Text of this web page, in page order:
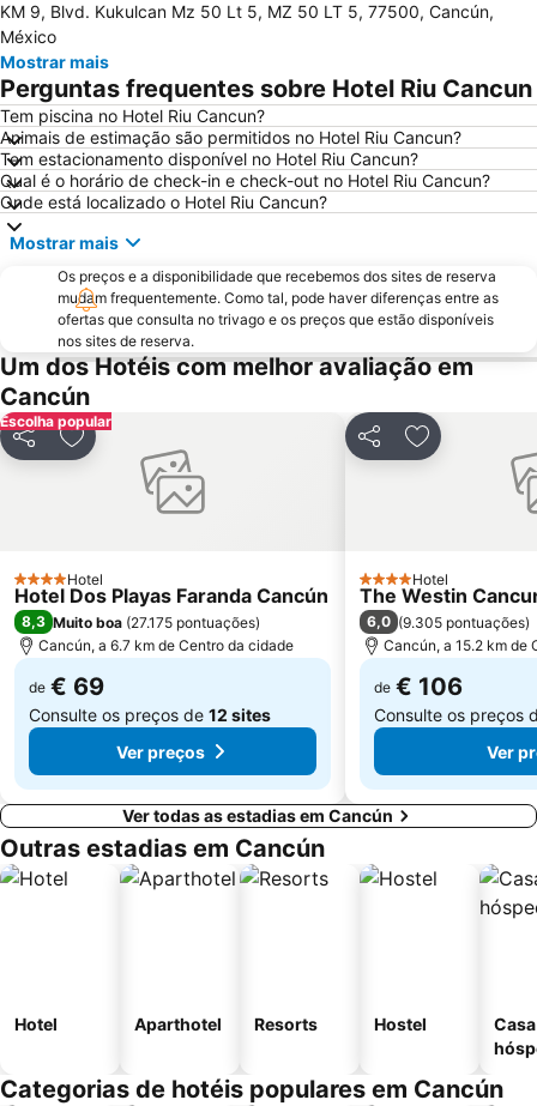
Cancun Bus Terminal
Punta Sur
Langosta
Planet Hollywood Cancun
Playa Paraiso Golf Club
KM 9, Blvd. Kukulcan Mz 50 Lt 5, MZ 50 LT 5, 77500, Cancún,
México
Mostrar mais
Perguntas frequentes sobre Hotel Riu Cancun
Tem piscina no Hotel Riu Cancun?
Animais de estimação são permitidos no Hotel Riu Cancun?
Tem estacionamento disponível no Hotel Riu Cancun?
Qual é o horário de check-in e check-out no Hotel Riu Cancun?
Onde está localizado o Hotel Riu Cancun?
Mostrar mais
Os preços e a disponibilidade que recebemos dos sites de reserva
mudam frequentemente. Como tal, pode haver diferenças entre as
ofertas que consulta no trivago e os preços que estão disponíveis
nos sites de reserva.
Um dos Hotéis com melhor avaliação em
Cancún
Escolha popular
PartilharAdicionar aos favoritos
4 Estrelas
Hotel
Hotel Dos Playas Faranda Cancún
8,3 Muito boa (27.175 pontuações)
Cancún, a 6.7 km de Centro da cidade
de € 69
Consulte os preços de 12 sites
Ver preços
PartilharAdicionar
4 Estrelas
Hotel
The Westin
6,0 (9.305 pontuações)
Cancún, a 15.2 km de
de € 106
Consulte os preços
Ver
Ver todas as estadias em Cancún
Outras estadias em Cancún
Hotel Aparthotel Resorts Hostel
Categorias de hotéis populares em Cancún